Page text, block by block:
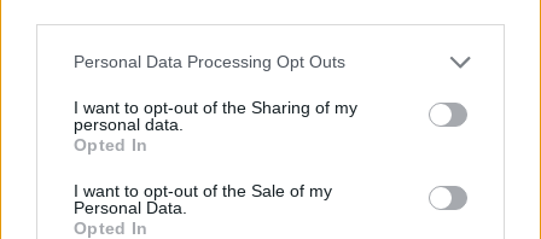
Personal Data Processing Opt Outs
I want to opt-out of the Sharing of my
personal data.
Opted In
I want to opt-out of the Sale of my
Personal Data.
Opted In
TECH